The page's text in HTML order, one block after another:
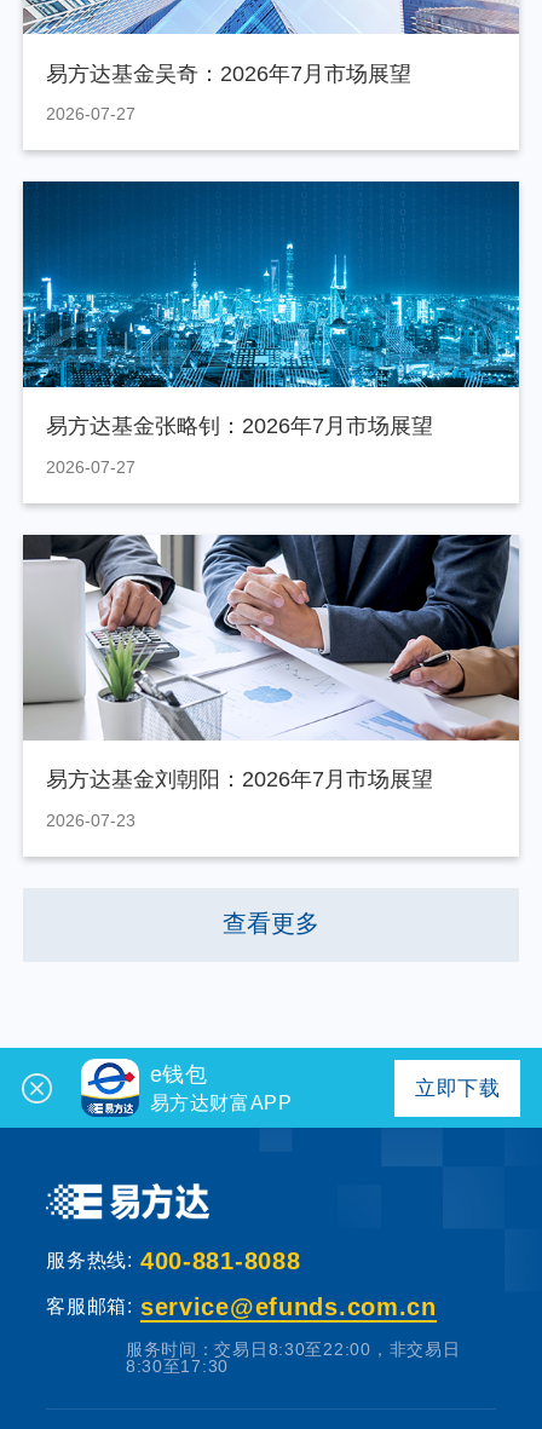
易方达基金吴奇：2026年7月市场展望
2026-07-27
易方达基金张略钊：2026年7月市场展望
2026-07-27
易方达基金刘朝阳：2026年7月市场展望
2026-07-23
查看更多
e钱包
易方达财富APP
立即下载
服务热线: 400-881-8088
客服邮箱: service@efunds.com.cn
服务时间：交易日8:30至22:00，非交易日
8:30至17:30